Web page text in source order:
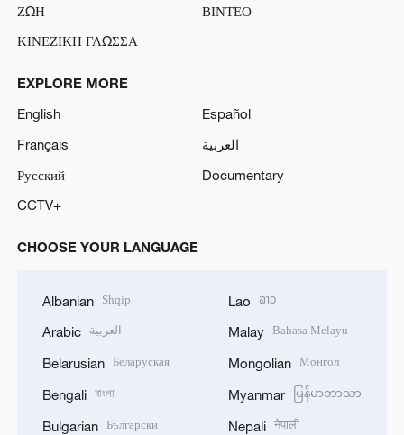
ΖΩΗ
ΒΙΝΤΕΟ
ΚΙΝΕΖΙΚΗ ΓΛΩΣΣΑ
EXPLORE MORE
English
Español
Français
العربية
Русский
Documentary
CCTV+
CHOOSE YOUR LANGUAGE
Albanian Shqip
Arabic العربية
Belarusian Беларуская
Bengali বাংলা
Bulgarian Български
Lao ລາວ
Malay Bahasa Melayu
Mongolian Монгол
Myanmar မြန်မာဘာသာ
Nepali नेपाली